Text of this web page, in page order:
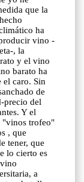
que la
ha
vino -
, la
y el vino
barato ha
el caro. Sin
de
precio del
Y el
"vinos trofeo"
, que
tener, que
lo cierto es
a